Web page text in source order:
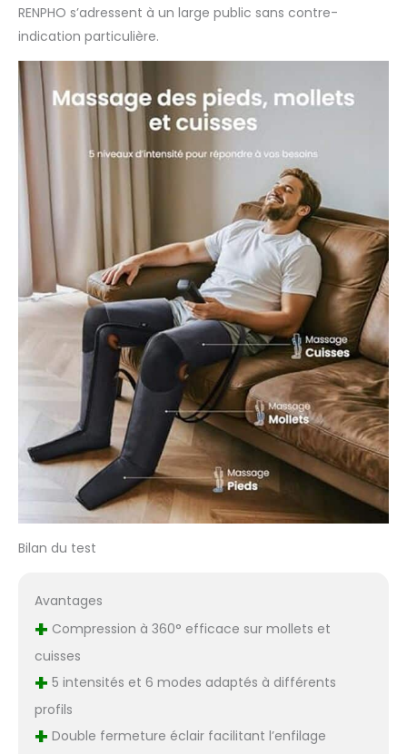
RENPHO s’adressent à un large public sans contre-
indication particulière.
Bilan du test
Avantages
+ Compression à 360° efficace sur mollets et
cuisses
+ 5 intensités et 6 modes adaptés à différents
profils
+ Double fermeture éclair facilitant l’enfilage